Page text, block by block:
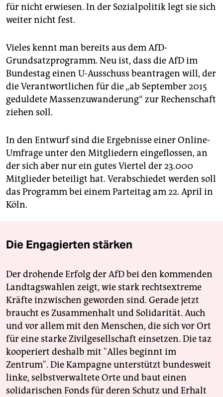
für nicht erwiesen. In der Sozialpolitik legt sie sich
weiter nicht fest.
Vieles kennt man bereits aus dem AfD-
Grundsatzprogramm. Neu ist, dass die AfD im
Bundestag einen U-Ausschuss beantragen will, der
die Verantwortlichen für die „ab September 2015
geduldete Massenzuwanderung“ zur Rechenschaft
ziehen soll.
In den Entwurf sind die Ergebnisse einer Online-
Umfrage unter den Mitgliedern eingeflossen, an
der sich aber nur ein gutes Viertel der 23.000
Mitglieder beteiligt hat. Verabschiedet werden soll
das Programm bei einem Parteitag am 22. April in
Köln.
Die Engagierten stärken
Der drohende Erfolg der AfD bei den kommenden
Landtagswahlen zeigt, wie stark rechtsextreme
Kräfte inzwischen geworden sind. Gerade jetzt
braucht es Zusammenhalt und Solidarität. Auch
und vor allem mit den Menschen, die sich vor Ort
für eine starke Zivilgesellschaft einsetzen. Die taz
kooperiert deshalb mit "Alles beginnt im
Zentrum". Die Kampagne unterstützt bundesweit
linke, selbstverwaltete Orte und baut einen
solidarischen Fonds für deren Schutz und Erhalt